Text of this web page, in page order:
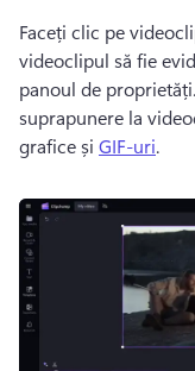
Faceți clic pe
panoul de proprietăți
suprapunere la
grafice și GIF-uri.